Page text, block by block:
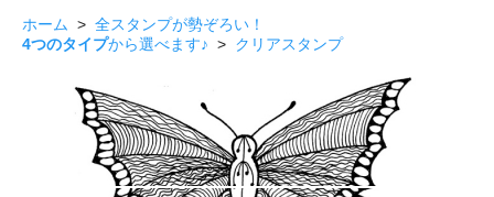
ホーム > 全スタンプが勢ぞろい！
4つのタイプから選べます♪ > クリアスタンプ